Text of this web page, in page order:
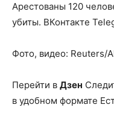
Арестованы 120
убиты. ВКонтакте
Фото, видео: Reuters/
Перейти в Дзен
в удобном формате